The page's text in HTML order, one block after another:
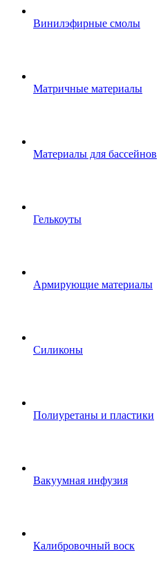
Винилэфирные смолы
Матричные материалы
Материалы для бассейнов
Гелькоуты
Армирующие материалы
Силиконы
Полиуретаны и пластики
Вакуумная инфузия
Калибровочный воск